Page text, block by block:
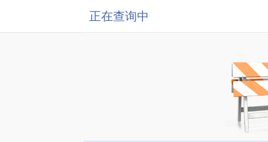
正在查询中